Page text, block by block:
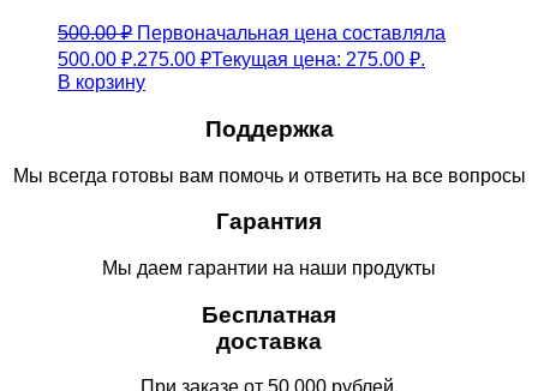
500.00₽ Первоначальная цена составляла
500.00 ₽.275.00 ₽Текущая цена: 275.00 ₽.
В корзину
Поддержка
Мы всегда готовы вам помочь и ответить на все вопросы
Гарантия
Мы даем гарантии на наши продукты
Бесплатная
доставка